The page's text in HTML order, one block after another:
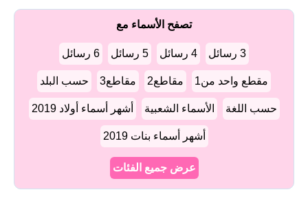
تصفح الأسماء مع
3 رسائل 4 رسائل 5 رسائل 6 رسائل
مقطع واحد من1 مقاطع2 مقاطع3 حسب البلد
حسب اللغة الأسماء الشعبية أشهر أسماء أولاد 2019
أشهر أسماء بنات 2019
عرض جميع الفئات